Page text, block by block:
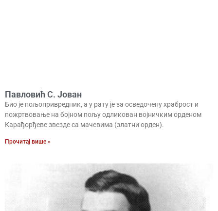
Павловић С. Јован
Био је пољопривредник, а у рату је за осведочену храброст и
пожртвовање на бојном пољу одликован војничким орденом
Карађорђеве звезде са мачевима (златни орден).
Прочитај више »